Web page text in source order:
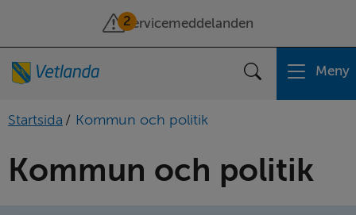
2
Servicemeddelanden
Sök Meny
Startsida / Kommun och politik
Kommun och politik